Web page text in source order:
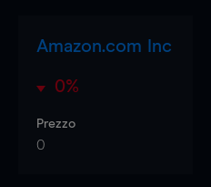
Amazon.com Inc
0%
Prezzo
0